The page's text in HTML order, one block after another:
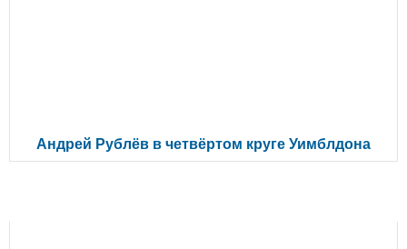
Андрей Рублёв в четвёртом круге Уимблдона